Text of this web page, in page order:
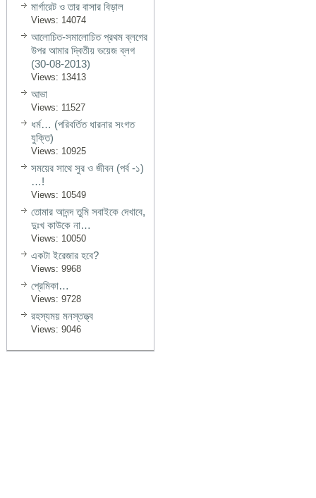
মার্গারেট ও তার বাসার বিড়াল
Views: 14074
আলোচিত-সমালোচিত প্রথম ব্লগের
উপর আমার দ্বিতীয় ভয়েজ ব্লগ
(30-08-2013)
Views: 13413
আভা
Views: 11527
ধর্ম… (পরিবর্তিত ধারনার সংগত
যুক্তি)
Views: 10925
সময়ের সাথে সুর ও জীবন (পর্ব -১)
…!
Views: 10549
তোমার আনন্দ তুমি সবাইকে দেখাবে,
দুঃখ কাউকে না…
Views: 10050
একটা ইরেজার হবে?
Views: 9968
প্রেমিকা…
Views: 9728
রহস্যময় মনস্তত্ত্ব
Views: 9046